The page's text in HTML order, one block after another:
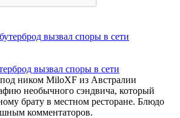
вызвал споры в сети
ником MiloXF из Австралии
необычного сэндвича, который
брату в местном ресторане. Блюдо
комментаторов.